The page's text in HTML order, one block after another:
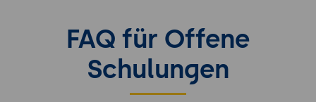
FAQ für Offene
Schulungen